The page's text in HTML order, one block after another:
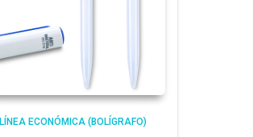
LÍNEA ECONÓMICA (BOLÍGRAFO)